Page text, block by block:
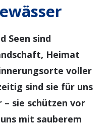
Seen sind
Heimat
voller
sind sie für uns
– sie schützen vor
mit sauberem